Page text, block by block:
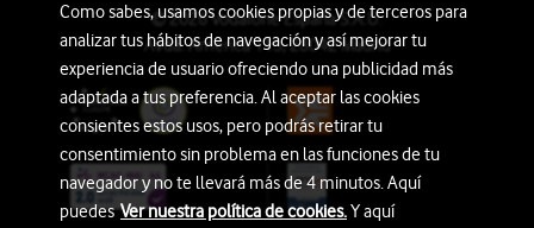
© 2026 Vodafone España S.A.U.
Avda. América 115, 28042 Madrid
Como sabes, usamos cookies propias y de terceros para
analizar tus hábitos de navegación y así mejorar tu
experiencia de usuario ofreciendo una publicidad más
adaptada a tus preferencia. Al aceptar las cookies
consientes estos usos, pero podrás retirar tu
consentimiento sin problema en las funciones de tu
navegador y no te llevará más de 4 minutos. Aquí
puedesVer nuestra política de cookies.Y aquí